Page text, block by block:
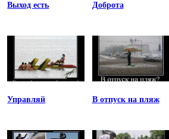
Выход есть Доброта
Управляй В отпуск на пляж